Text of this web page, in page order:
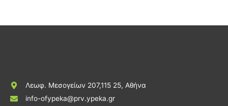
Λεωφ. Μεσογείων 207,115 25, Αθήνα
info-ofypeka@prv.ypeka.gr